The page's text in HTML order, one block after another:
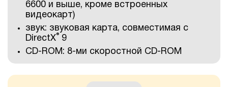
6600 и выше, кроме встроенных
видеокарт)
звук: звуковая карта, совместимая с
DirectX® 9
CD-ROM: 8-ми скоростной CD-ROM